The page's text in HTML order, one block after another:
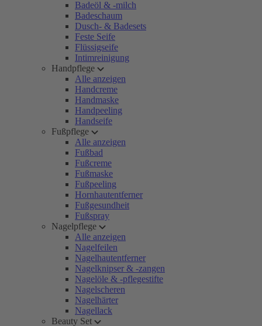
Badeöl & -milch
Badeschaum
Dusch- & Badesets
Feste Seife
Flüssigseife
Intimreinigung
Handpflege
Alle anzeigen
Handcreme
Handmaske
Handpeeling
Handseife
Fußpflege
Alle anzeigen
Fußbad
Fußcreme
Fußmaske
Fußpeeling
Hornhautentferner
Fußgesundheit
Fußspray
Nagelpflege
Alle anzeigen
Nagelfeilen
Nagelhautentferner
Nagelknipser & -zangen
Nagelöle & -pflegestifte
Nagelscheren
Nagelhärter
Nagellack
Beauty Set